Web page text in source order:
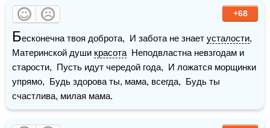
+68
Бесконечна твоя доброта,  И забота не знает усталости,
Материнской души красота
  Неподвластна невзгодам и
старости,  Пусть идут чередой года,  И ложатся морщинки
упрямо,  Будь здорова ты, мама, всегда,  Будь ты
счастлива, милая мама.